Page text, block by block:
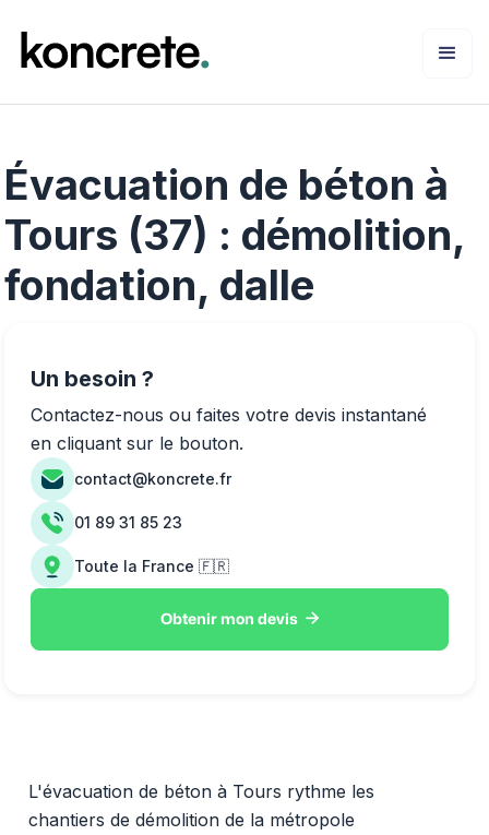
Évacuation de béton à
Tours (37) : démolition,
fondation, dalle
L'évacuation de béton à Tours rythme les
chantiers de démolition de la métropole
Un besoin ?
Contactez-nous ou faites votre devis instantané
en cliquant sur le bouton.
contact@koncrete.fr
01 89 31 85 23
Toute la France 🇫🇷
Obtenir mon devis 